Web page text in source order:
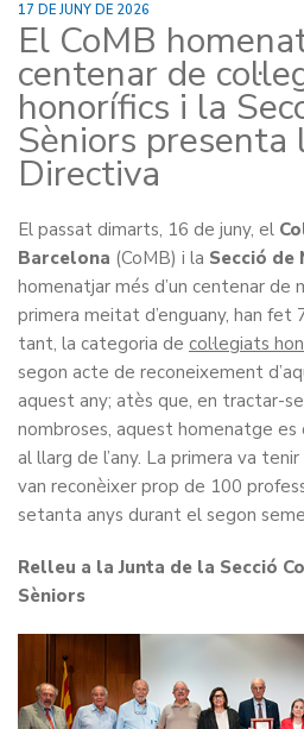
17 DE JUNY DE 2026
El CoMB
centenar de
honorífics i la
Sèniors presenta
Directiva
El passat dimarts, 16 de juny, el
Barcelona (CoMB) i la Secció de
homenatjar més d’un centenar de
primera meitat d’enguany, han fet
tant, la categoria de col·legiats
segon acte de reconeixement
aquest any; atès que, en tractar-
nombroses, aquest homenatge es
al llarg de l’any. La primera va
van reconèixer prop de 100
setanta anys durant el segon
Relleu a la Junta de la Secció
Sèniors